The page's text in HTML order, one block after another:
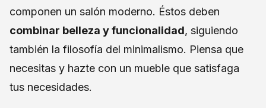
componen un salón moderno. Éstos deben
combinar belleza y funcionalidad, siguiendo
también la filosofía del minimalismo. Piensa que
necesitas y hazte con un mueble que satisfaga
tus necesidades.